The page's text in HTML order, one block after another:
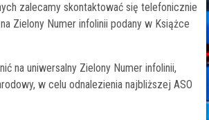
zalecamy skontaktować się telefonicznie
Zielony Numer infolinii podany w Książce
na uniwersalny Zielony Numer infolinii,
w celu odnalezienia najbliższej ASO